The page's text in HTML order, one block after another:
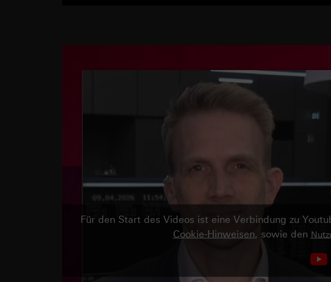
Für den Start des Videos ist eine Verbindung zu
Cookie-Hinweisen, sowie den